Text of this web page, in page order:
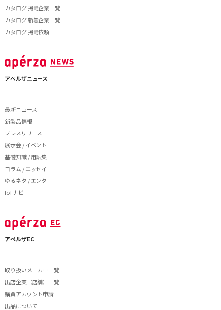
カタログ 掲載企業一覧
カタログ 新着企業一覧
カタログ 掲載依頼
アペルザニュース
最新ニュース
新製品情報
プレスリリース
展示会 / イベント
基礎知識 / 用語集
コラム / エッセイ
ゆるネタ / エンタ
IoTナビ
アペルザEC
取り扱いメーカー一覧
出店企業（店舗）一覧
購買アカウント申請
出品について